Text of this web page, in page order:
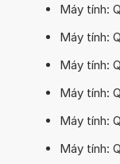
Máy tính:
Máy tính:
Máy tính:
Máy tính:
Máy tính:
Máy tính: